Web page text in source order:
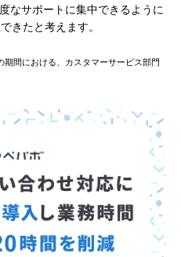
なサポートに集中できるように
きたと考えます。
間における、カスタマーサービス部門